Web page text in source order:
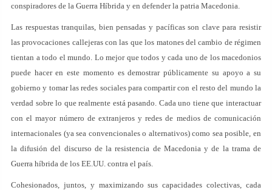
conspiradores de la Guerra Híbrida y en defender la patria Macedonia.
Las respuestas tranquilas, bien pensadas y pacíficas son clave para resistir
las provocaciones callejeras con las que los matones del cambio de régimen
tientan a todo el mundo. Lo mejor que todos y cada uno de los macedonios
puede hacer en este momento es demostrar públicamente su apoyo a su
gobierno y tomar las redes sociales para compartir con el resto del mundo la
verdad sobre lo que realmente está pasando. Cada uno tiene que interactuar
con el mayor número de extranjeros y redes de medios de comunicación
internacionales (ya sea convencionales o alternativos) como sea posible, en
la difusión del discurso de la resistencia de Macedonia y de la trama de
Guerra híbrida de los EE.UU. contra el país.
Cohesionados, juntos, y maximizando sus capacidades colectivas, cada